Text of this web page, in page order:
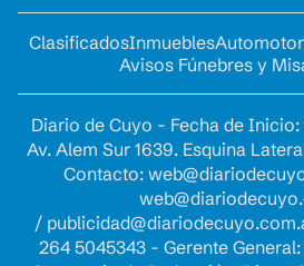
ClasificadosInmuebles
Avisos Fúnebres y
Diario de Cuyo - Fecha de
Av. Alem Sur 1639. Esquina
Contacto:
/
264 5045343 - Gerente